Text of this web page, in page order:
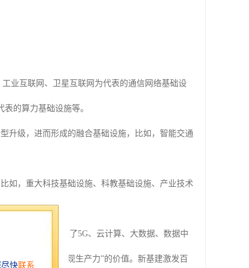
业互联网、卫星互联网为代表的通信网络基础设
的算力基础设施等。
升级，进而形成的融合基础设施，比如，智能交通
如，重大科技基础设施、科教基础设施、产业技术
，“新基建”带来了5G、云计算、大数据、数据中
能彰显“科技体现生产力”的价值。新基建激发百